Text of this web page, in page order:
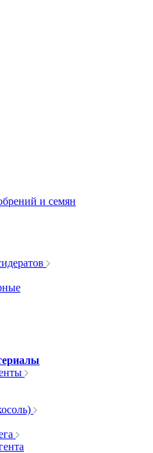
и семян